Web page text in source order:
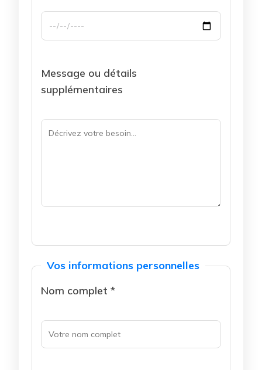
Message ou détails
supplémentaires
Vos informations personnelles
Nom complet *